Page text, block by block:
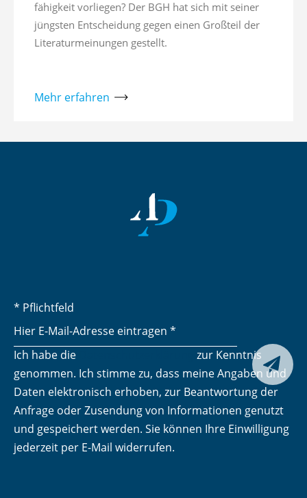
fähigkeit vorliegen? Der BGH hat sich mit seiner
jüngsten Entscheidung gegen einen Großteil der
Literaturmeinungen gestellt.
Mehr erfahren
* Pflichtfeld
Ich habe die
zur Kenntnis
genommen. Ich stimme zu, dass meine Angaben und
Daten elektronisch erhoben, zur Beantwortung der
Anfrage oder Zusendung von Informationen genutzt
und gespeichert werden. Sie können Ihre Einwilligung
jederzeit per E-Mail widerrufen.
Senden
